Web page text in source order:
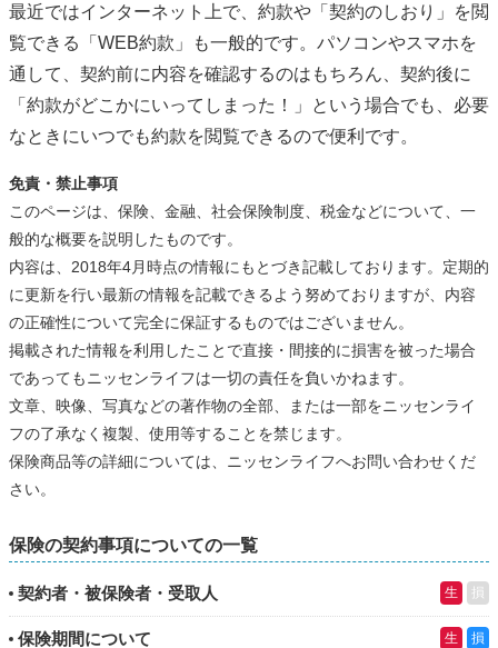
最近ではインターネット上で、約款や「契約のしおり」を閲
覧できる「WEB約款」も一般的です。パソコンやスマホを
通して、契約前に内容を確認するのはもちろん、契約後に
「約款がどこかにいってしまった！」という場合でも、必要
なときにいつでも約款を閲覧できるので便利です。
免責・禁止事項
このページは、保険、金融、社会保険制度、税金などについて、一
般的な概要を説明したものです。
内容は、2018年4月時点の情報にもとづき記載しております。定期的
に更新を行い最新の情報を記載できるよう努めておりますが、内容
の正確性について完全に保証するものではございません。
掲載された情報を利用したことで直接・間接的に損害を被った場合
であってもニッセンライフは一切の責任を負いかねます。
文章、映像、写真などの著作物の全部、または一部をニッセンライ
フの了承なく複製、使用等することを禁じます。
保険商品等の詳細については、ニッセンライフへお問い合わせくだ
さい。
保険の契約事項についての一覧
契約者・被保険者・受取人 生 損
保険期間について 生 損